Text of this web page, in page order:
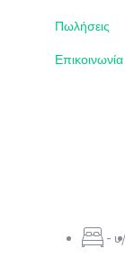
Πωλήσεις
Επικοινωνία
-